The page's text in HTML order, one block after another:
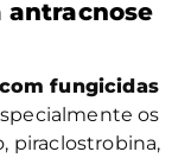
antracnose
com fungicidas
os
piraclostrobina,